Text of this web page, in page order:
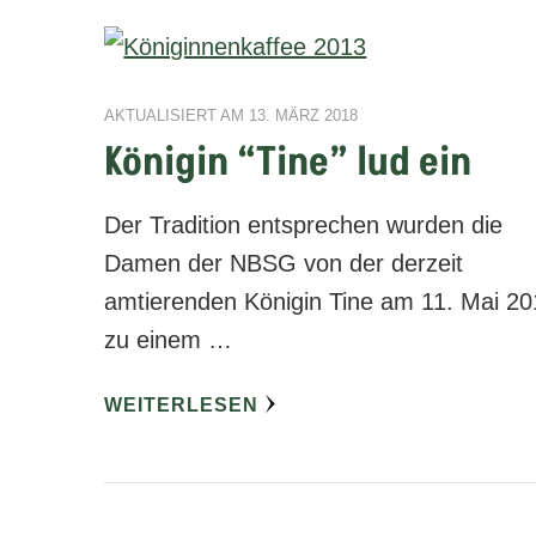
AKTUALISIERT AM 13. MÄRZ 2018
Königin “Tine” lud ein
Der Tradition entsprechen wurden die
Damen der NBSG von der derzeit
amtierenden Königin Tine am 11. Mai
zu einem …
WEITERLESEN